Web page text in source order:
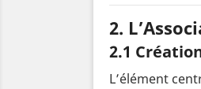
2.
2.1
L’élément